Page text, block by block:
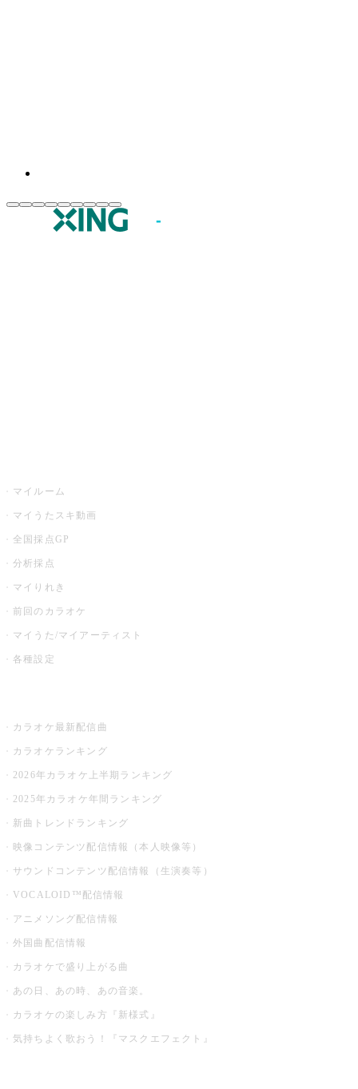
マイルーム
マイうたスキ動画
全国採点GP
分析採点
マイりれき
前回のカラオケ
マイうた/マイアーティスト
各種設定
カラオケ最新配信曲
カラオケランキング
2026年カラオケ上半期ランキング
2025年カラオケ年間ランキング
新曲トレンドランキング
映像コンテンツ配信情報（本人映像等）
サウンドコンテンツ配信情報（生演奏等）
VOCALOID™配信情報
アニメソング配信情報
外国曲配信情報
カラオケで盛り上がる曲
あの日、あの時、あの音楽。
カラオケの楽しみ方『新様式』
気持ちよく歌おう！『マスクエフェクト』